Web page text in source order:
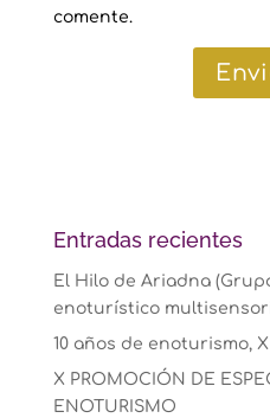
comente.
Entradas recientes
El Hilo de Ariadna
enoturístico
10 años de enoturismo,
X PROMOCIÓN DE
ENOTURISMO